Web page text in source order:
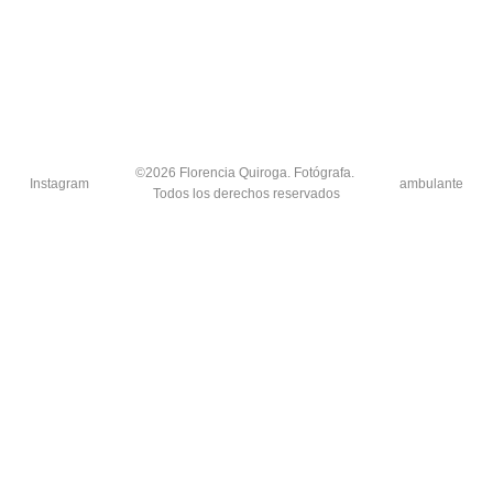
Instagram
©2026 Florencia Quiroga. Fotógrafa.
Todos los derechos reservados
ambulante